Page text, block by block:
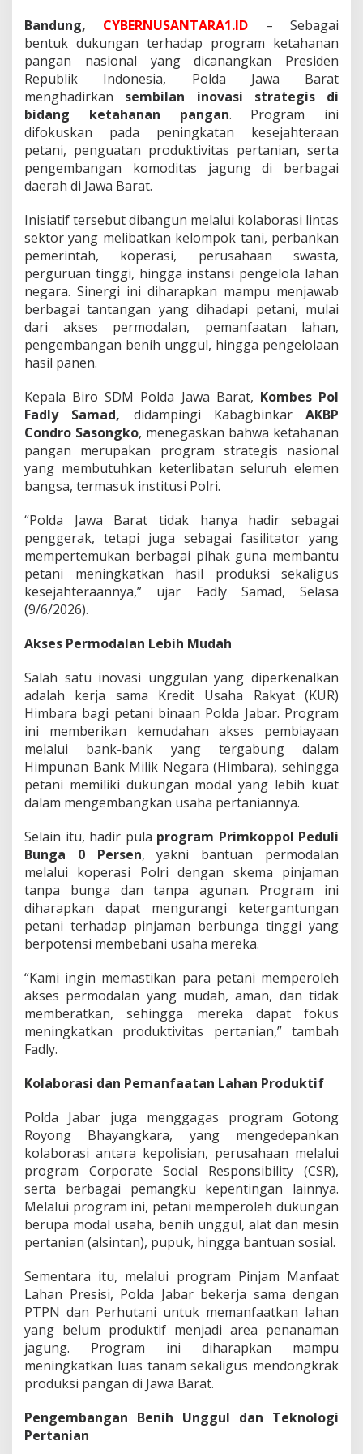
n
a
l
,
P
o
l
d
a
J
a
b
u
n
c
r
k
a
n
S
e
i
l
a
n
n
o
a
s
i
U
n
g
a
u
n
t
u
k
e
a
n
Bandung, CYBERNUSANTARA1.ID – Sebagai
bentuk dukungan terhadap program ketahanan
pangan nasional yang dicanangkan Presiden
Republik Indonesia, Polda Jawa Barat
menghadirkan sembilan inovasi strategis di
bidang ketahanan pangan. Program ini
difokuskan pada peningkatan kesejahteraan
petani, penguatan produktivitas pertanian, serta
pengembangan komoditas jagung di berbagai
daerah di Jawa Barat.
Inisiatif tersebut dibangun melalui kolaborasi lintas
sektor yang melibatkan kelompok tani, perbankan
pemerintah, koperasi, perusahaan swasta,
perguruan tinggi, hingga instansi pengelola lahan
negara. Sinergi ini diharapkan mampu menjawab
berbagai tantangan yang dihadapi petani, mulai
dari akses permodalan, pemanfaatan lahan,
pengembangan benih unggul, hingga pengelolaan
hasil panen.
Kepala Biro SDM Polda Jawa Barat, Kombes Pol
Fadly Samad, didampingi Kabagbinkar AKBP
Condro Sasongko, menegaskan bahwa ketahanan
pangan merupakan program strategis nasional
yang membutuhkan keterlibatan seluruh elemen
bangsa, termasuk institusi Polri.
“Polda Jawa Barat tidak hanya hadir sebagai
penggerak, tetapi juga sebagai fasilitator yang
mempertemukan berbagai pihak guna membantu
petani meningkatkan hasil produksi sekaligus
kesejahteraannya,” ujar Fadly Samad, Selasa
(9/6/2026).
Akses Permodalan Lebih Mudah
Salah satu inovasi unggulan yang diperkenalkan
adalah kerja sama Kredit Usaha Rakyat (KUR)
Himbara bagi petani binaan Polda Jabar. Program
ini memberikan kemudahan akses pembiayaan
melalui bank-bank yang tergabung dalam
Himpunan Bank Milik Negara (Himbara), sehingga
petani memiliki dukungan modal yang lebih kuat
dalam mengembangkan usaha pertaniannya.
Selain itu, hadir pula program Primkoppol Peduli
Bunga 0 Persen, yakni bantuan permodalan
melalui koperasi Polri dengan skema pinjaman
tanpa bunga dan tanpa agunan. Program ini
diharapkan dapat mengurangi ketergantungan
petani terhadap pinjaman berbunga tinggi yang
berpotensi membebani usaha mereka.
“Kami ingin memastikan para petani memperoleh
akses permodalan yang mudah, aman, dan tidak
memberatkan, sehingga mereka dapat fokus
meningkatkan produktivitas pertanian,” tambah
Fadly.
Kolaborasi dan Pemanfaatan Lahan Produktif
Polda Jabar juga menggagas program Gotong
Royong Bhayangkara, yang mengedepankan
kolaborasi antara kepolisian, perusahaan melalui
program Corporate Social Responsibility (CSR),
serta berbagai pemangku kepentingan lainnya.
Melalui program ini, petani memperoleh dukungan
berupa modal usaha, benih unggul, alat dan mesin
pertanian (alsintan), pupuk, hingga bantuan sosial.
Sementara itu, melalui program Pinjam Manfaat
Lahan Presisi, Polda Jabar bekerja sama dengan
PTPN dan Perhutani untuk memanfaatkan lahan
yang belum produktif menjadi area penanaman
jagung. Program ini diharapkan mampu
meningkatkan luas tanam sekaligus mendongkrak
produksi pangan di Jawa Barat.
Pengembangan Benih Unggul dan Teknologi
Pertanian